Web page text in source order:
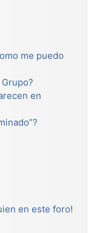
me puedo
en
en este foro!